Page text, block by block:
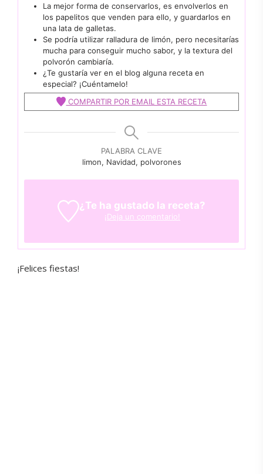
La mejor forma de conservarlos, es envolverlos en
los papelitos que venden para ello, y guardarlos en
una lata de galletas.
Se podría utilizar ralladura de limón, pero necesitarías
mucha para conseguir mucho sabor, y la textura del
polvorón cambiaría.
¿Te gustaría ver en el blog alguna receta en
especial? ¡Cuéntamelo!
COMPARTIR POR EMAIL ESTA RECETA
PALABRA CLAVE
limon, Navidad, polvorones
¿Te ha gustado la receta?
¡Deja un comentario!
¡Felices fiestas!